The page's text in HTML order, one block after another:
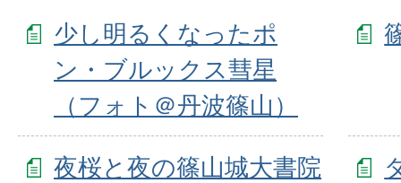
少し明るくなったポ
ン・ブルックス彗星
（フォト＠丹波篠山）
夜桜と夜の篠山城大書院